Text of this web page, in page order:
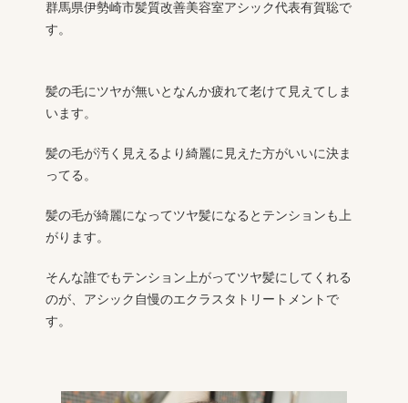
群馬県伊勢崎市髪質改善美容室アシック代表有賀聡で
す。
髪の毛にツヤが無いとなんか疲れて老けて見えてしま
います。
髪の毛が汚く見えるより綺麗に見えた方がいいに決ま
ってる。
髪の毛が綺麗になってツヤ髪になるとテンションも上
がります。
そんな誰でもテンション上がってツヤ髪にしてくれる
のが、アシック自慢のエクラスタトリートメントで
す。